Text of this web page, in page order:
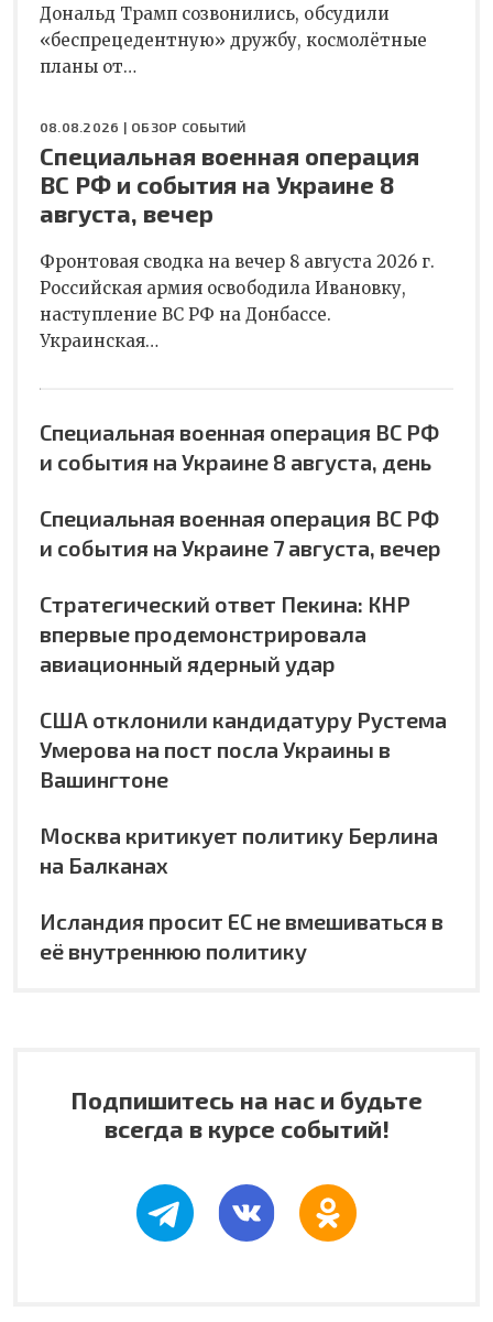
Дональд Трамп созвонились, обсудили
«беспрецедентную» дружбу, космолётные
планы от…
08.08.2026 | ОБЗОР СОБЫТИЙ
Специальная военная операция
ВС РФ и события на Украине 8
августа, вечер
Фронтовая сводка на вечер 8 августа 2026 г.
Российская армия освободила Ивановку,
наступление ВС РФ на Донбассе.
Украинская…
Специальная военная операция ВС РФ
и события на Украине 8 августа, день
Специальная военная операция ВС РФ
и события на Украине 7 августа, вечер
Стратегический ответ Пекина: КНР
впервые продемонстрировала
авиационный ядерный удар
США отклонили кандидатуру Рустема
Умерова на пост посла Украины в
Вашингтоне
Москва критикует политику Берлина
на Балканах
Исландия просит ЕС не вмешиваться в
её внутреннюю политику
Подпишитесь на нас и будьте
всегда в курсе событий!